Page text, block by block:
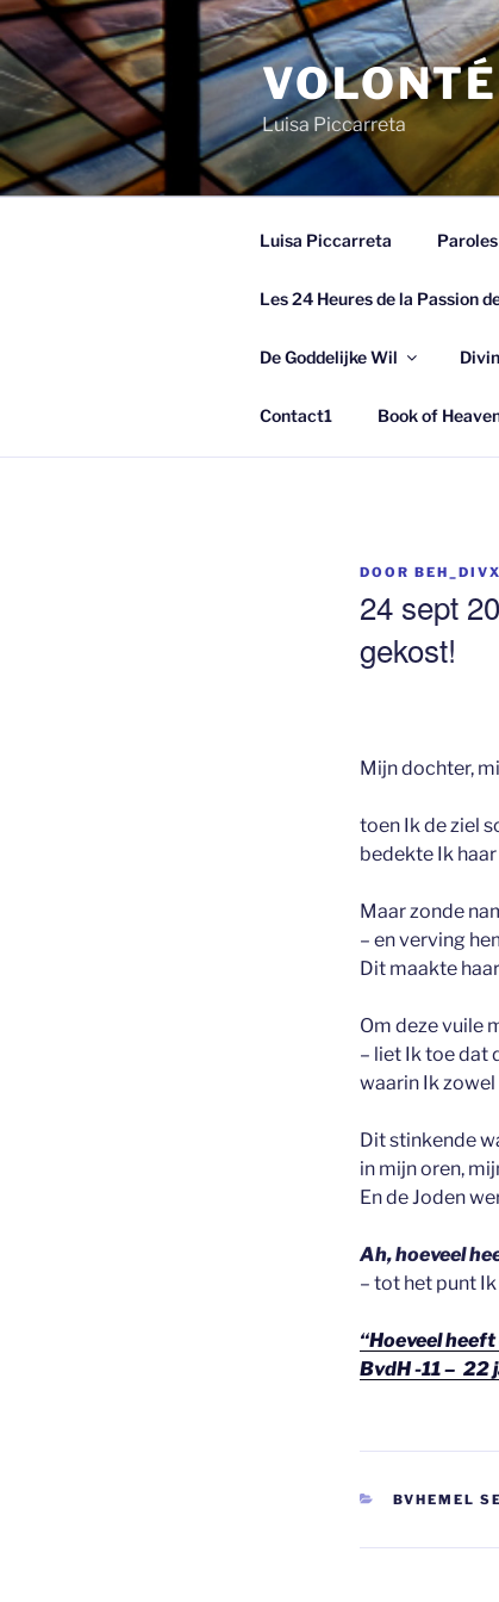
Spring
naar
de
inhoud
Luisa Piccarreta
Luisa Piccarreta
Les 24 Heures de la Passion
De Goddelijke Wil
Contact1 Book of
GEPLAATST
DOOR BEH_DIVX
24 sept
gekost!
Mijn dochter,
toen Ik de ziel
bedekte Ik
Maar zonde
– en verving
Dit maakte
Om deze vuile
– liet Ik toe dat
waarin Ik
Dit stinkende
in mijn oren,
En de Joden
Ah, hoeveel
– tot het punt
“Hoeveel
BvdH -11 – 22
BVHEMEL